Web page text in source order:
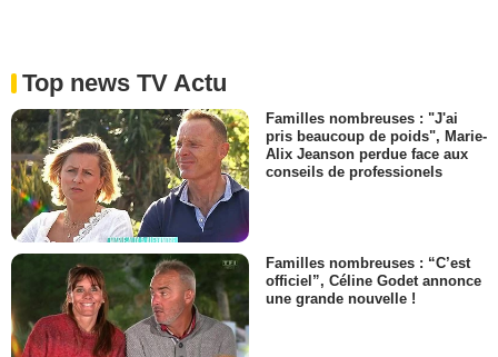
Top news TV Actu
Familles nombreuses : "J'ai
pris beaucoup de poids", Marie-
Alix Jeanson perdue face aux
conseils de professionels
Familles nombreuses : “C’est
officiel”, Céline Godet annonce
une grande nouvelle !